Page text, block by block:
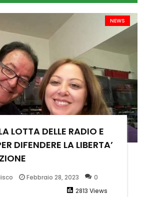
NEWS
LOTTA DELLE RADIO E
DIFENDERE LA LIBERTA’
Febbraio 28, 2023
2813 Views
0